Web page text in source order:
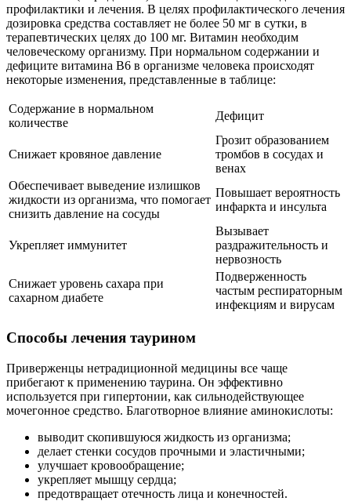
профилактики и лечения. В целях профилактического лечения
дозировка средства составляет не более 50 мг в сутки, в
терапевтических целях до 100 мг. Витамин необходим
человеческому организму. При нормальном содержании и
дефиците витамина В6 в организме человека происходят
некоторые изменения, представленные в таблице:
Содержание в нормальном
количестве
Дефицит
Снижает кровяное давление
Грозит образованием
тромбов в сосудах и
венах
Обеспечивает выведение излишков
жидкости из организма, что помогает
снизить давление на сосуды
Повышает вероятность
инфаркта и инсульта
Укрепляет иммунитет
Вызывает
раздражительность и
нервозность
Снижает уровень сахара при
сахарном диабете
Подверженность
частым респираторным
инфекциям и вирусам
Способы лечения таурином
Приверженцы нетрадиционной медицины все чаще
прибегают к применению таурина. Он эффективно
используется при гипертонии, как сильнодействующее
мочегонное средство. Благотворное влияние аминокислоты:
выводит скопившуюся жидкость из организма;
делает стенки сосудов прочными и эластичными;
улучшает кровообращение;
укрепляет мышцу сердца;
предотвращает отечность лица и конечностей.